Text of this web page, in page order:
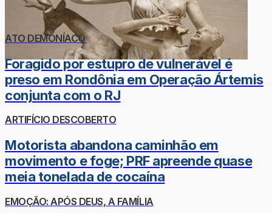
ATO DEMONÍACO
Foragido por estupro de vulnerável é
preso em Rondônia em Operação Ártemis
conjunta com o RJ
ARTIFÍCIO DESCOBERTO
Motorista abandona caminhão em
movimento e foge; PRF apreende quase
meia tonelada de cocaína
EMOÇÃO: APÓS DEUS, A FAMÍLIA